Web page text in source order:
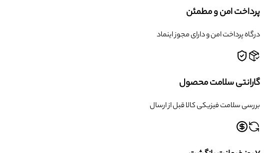
پرداخت امن و مطمئن
درگاه پرداخت امن و دارای مجوز اینماد
گارانتی سلامت محصول
بررسی سلامت فیزیکی کالا قبل از ارسال